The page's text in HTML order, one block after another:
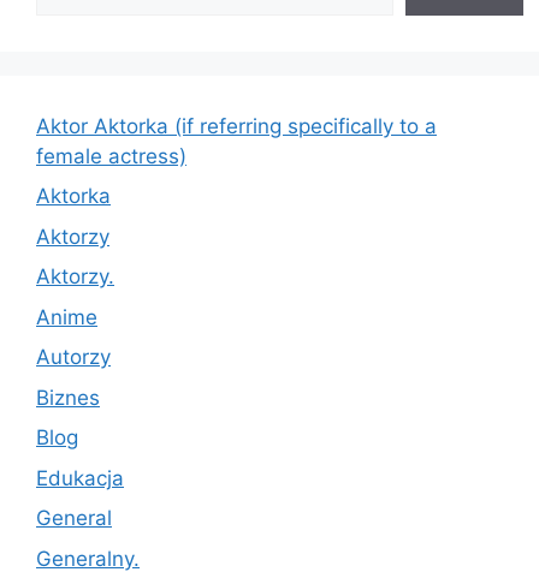
Aktor Aktorka (if referring specifically to a
female actress)
Aktorka
Aktorzy
Aktorzy.
Anime
Autorzy
Biznes
Blog
Edukacja
General
Generalny.